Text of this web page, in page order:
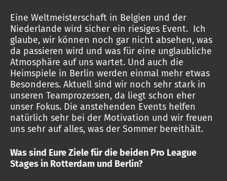
Eine Weltmeisterschaft in Belgien und der
Niederlande wird sicher ein riesiges Event. Ich
glaube, wir können noch gar nicht absehen, was
da passieren wird und was für eine unglaubliche
Atmosphäre auf uns wartet. Und auch die
Heimspiele in Berlin werden einmal mehr etwas
Besonderes. Aktuell sind wir noch sehr stark in
unseren Teamprozessen, da liegt schon eher
unser Fokus. Die anstehenden Events helfen
natürlich sehr bei der Motivation und wir freuen
uns sehr auf alles, was der Sommer bereithält.
Was sind Eure Ziele für die beiden Pro League
Stages in Rotterdam und Berlin?